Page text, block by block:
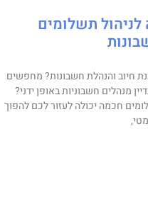
לניהול תשלומים
חיוב והנהלת חשבונות? מחפשים
מנהלים חשבוניות באופן ידני?
חכמה יכולה לעזור לכם להפוך